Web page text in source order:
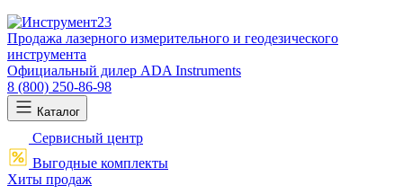
Продажа лазерного измерительного и геодезического
инструмента
Официальный дилер ADA Instruments
8 (800) 250-86-98
Каталог
Сервисный центр
Выгодные комплекты
Хиты продаж